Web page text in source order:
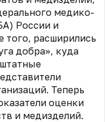
медико-
России и
того, расширились
добра», куда
Теперь
оценки
и медизделий.